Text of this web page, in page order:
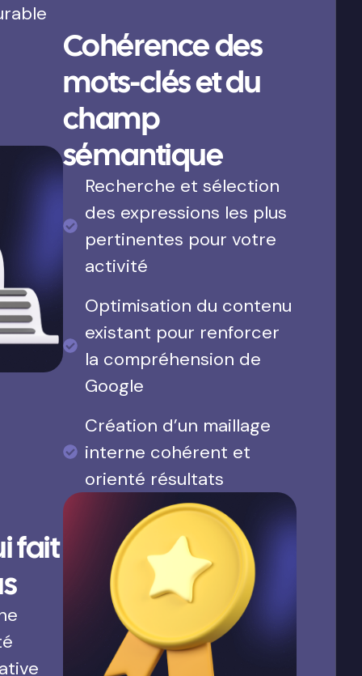
Cohérence des
mots-clés et du
champ
sémantique
Recherche et sélection
des expressions les plus
pertinentes pour votre
activité
Optimisation du contenu
existant pour renforcer
la compréhension de
Google
Création d’un maillage
interne cohérent et
orienté résultats
fait